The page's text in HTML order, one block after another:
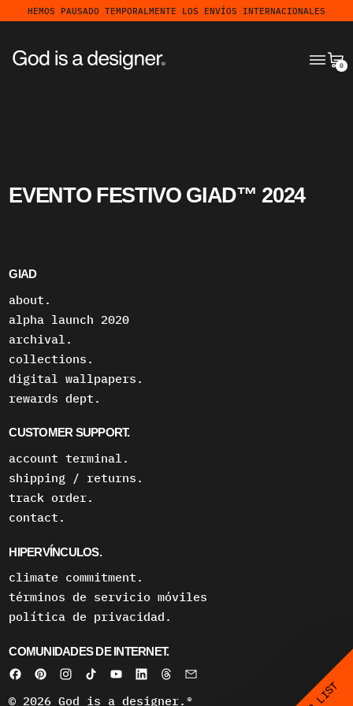
HEMOS PAUSADO TEMPORALMENTE LOS ENVÍOS INTERNACIONALES
MENÚ
0
EVENTO FESTIVO GIAD™ 2024
GIAD
about.
alpha launch 2020
archival.
collections.
digital wallpapers.
rewards dept.
CUSTOMER SUPPORT.
account terminal.
shipping / returns.
track order.
contact.
HIPERVÍNCULOS.
climate commitment.
términos de servicio móviles
política de privacidad.
COMUNIDADES DE INTERNET.
© 2026God is a designer.®